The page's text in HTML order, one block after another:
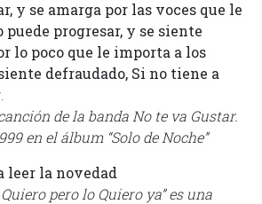
y se amarga por las voces que le
puede progresar, y se siente
lo poco que le importa a los
defraudado, Si no tiene a
canción de la banda No te va Gustar.
en el álbum “Solo de Noche”
leer la novedad
Quiero pero lo Quiero ya” es una